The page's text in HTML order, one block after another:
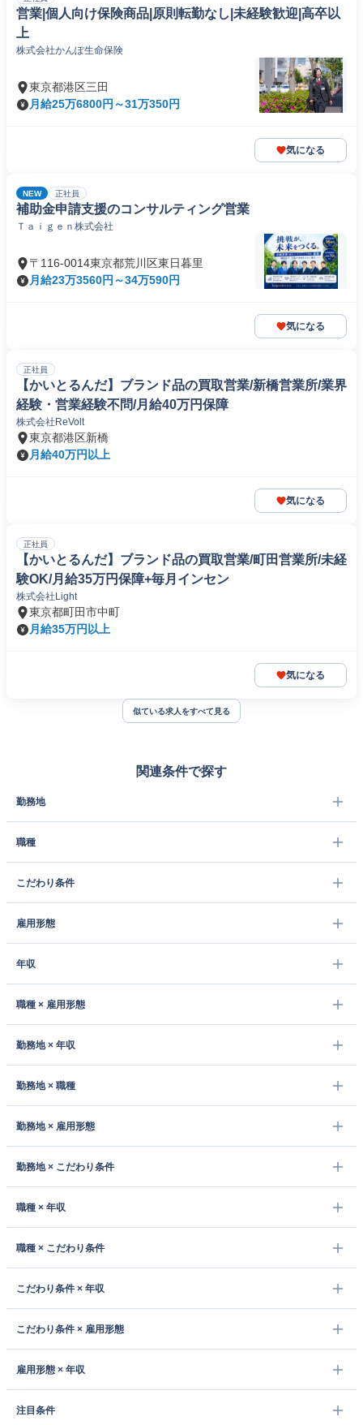
営業|個人向け保険商品|原則転勤なし|未経験歓迎|高卒以
上
株式会社かんぽ生命保険
東京都港区三田
月給25万6800円～31万350円
気になる
NEW 正社員
補助金申請支援のコンサルティング営業
Ｔａｉｇｅｎ株式会社
〒116-0014東京都荒川区東日暮里
月給23万3560円～34万590円
気になる
正社員
【かいとるんだ】ブランド品の買取営業/新橋営業所/業界
経験・営業経験不問/月給40万円保障
株式会社ReVolt
東京都港区新橋
月給40万円以上
気になる
正社員
【かいとるんだ】ブランド品の買取営業/町田営業所/未経
験OK/月給35万円保障+毎月インセン
株式会社Light
東京都町田市中町
月給35万円以上
気になる
似ている求人をすべて見る
関連条件で探す
勤務地
職種
こだわり条件
雇用形態
年収
職種 × 雇用形態
勤務地 × 年収
勤務地 × 職種
勤務地 × 雇用形態
勤務地 × こだわり条件
職種 × 年収
職種 × こだわり条件
こだわり条件 × 年収
こだわり条件 × 雇用形態
雇用形態 × 年収
注目条件